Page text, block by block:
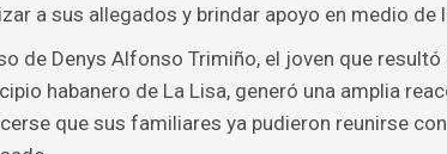
a sus allegados y brindar apoyo en medio de
de Denys Alfonso Trimiño, el joven que
habanero de La Lisa, generó una amplia
que sus familiares ya pudieron reunirse